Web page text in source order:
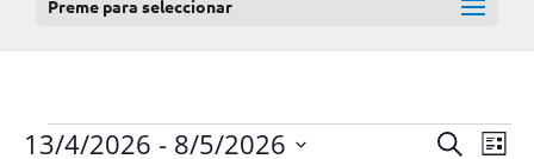
Preme para seleccionar
EVENTOS Procurar
13/4/2026 - 8/5/2026